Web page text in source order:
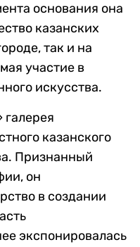
основания она
казанских
так и на
участие в
искусства.
казанского
Признанный
он
в создании
экспонировалась